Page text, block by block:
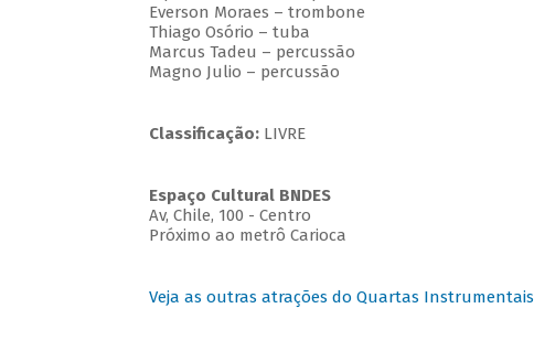
Everson Moraes – trombone
Thiago Osório – tuba
Marcus Tadeu – percussão
Magno Julio – percussão
Classificação:LIVRE
Espaço Cultural BNDES
Av, Chile, 100 - Centro
Próximo ao metrô Carioca
Veja as outras atrações do Quartas Instrumentais